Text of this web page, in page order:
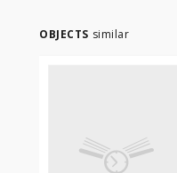
OBJECTS similar